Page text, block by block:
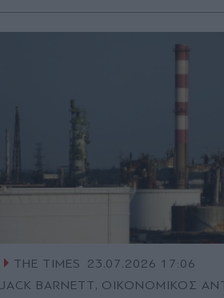
THE TIMES
23.07.2026 17:06
JACK BARNETT, ΟΙΚΟΝΟΜΙΚΟΣ